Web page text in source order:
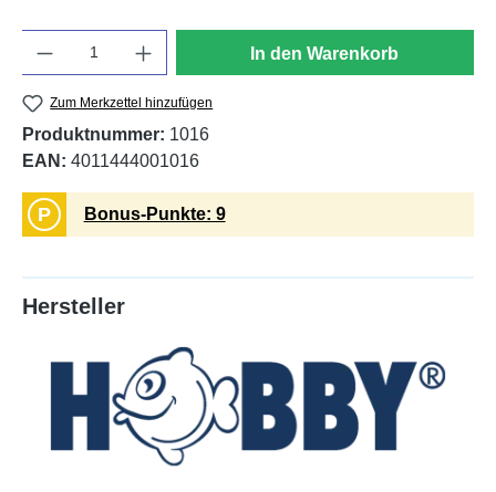
In den Warenkorb
Zum Merkzettel hinzufügen
Produktnummer: 1016
EAN: 4011444001016
P Bonus-Punkte: 9
Hersteller